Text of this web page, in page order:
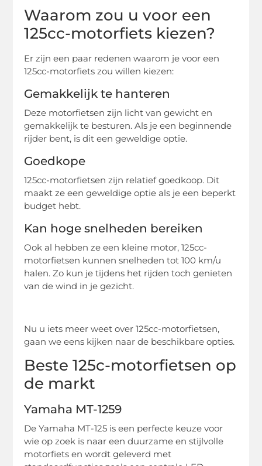
Waarom zou u voor een
125cc-motorfiets kiezen?
Er zijn een paar redenen waarom je voor een
125cc-motorfiets zou willen kiezen:
Gemakkelijk te hanteren
Deze motorfietsen zijn licht van gewicht en
gemakkelijk te besturen. Als je een beginnende
rijder bent, is dit een geweldige optie.
Goedkope
125cc-motorfietsen zijn relatief goedkoop. Dit
maakt ze een geweldige optie als je een beperkt
budget hebt.
Kan hoge snelheden bereiken
Ook al hebben ze een kleine motor, 125cc-
motorfietsen kunnen snelheden tot 100 km/u
halen. Zo kun je tijdens het rijden toch genieten
van de wind in je gezicht.
Nu u iets meer weet over 125cc-motorfietsen,
gaan we eens kijken naar de beschikbare opties.
Beste 125c-motorfietsen op
de markt
Yamaha MT-1259
De Yamaha MT-125 is een perfecte keuze voor
wie op zoek is naar een duurzame en stijlvolle
motorfiets en wordt geleverd met